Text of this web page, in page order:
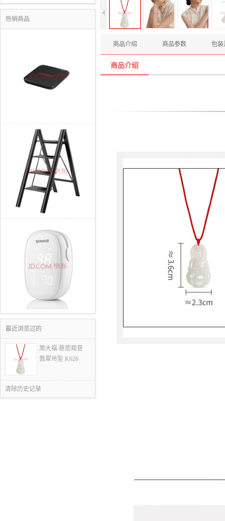
热销商品
最近浏览过的
周大福 慈悲观音
翡翠吊坠 K626
清除历史记录
商品介绍 商品参数 包装
商品介绍